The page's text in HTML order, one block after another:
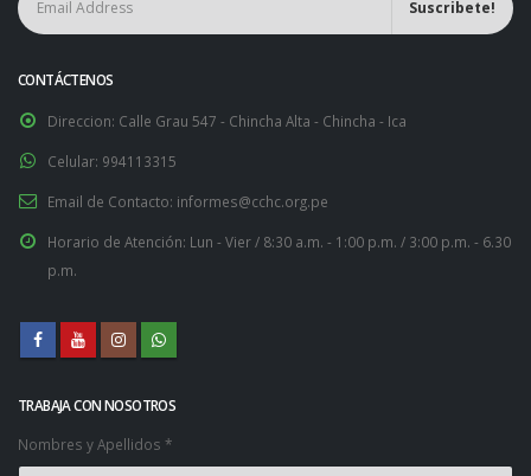
CONTÁCTENOS
Direccion: Calle Grau 547 - Chincha Alta - Chincha - Ica
Celular: 994113315
Email de Contacto: informes@cchc.org.pe
Horario de Atención: Lun - Vier / 8:30 a.m. - 1:00 p.m. / 3:00 p.m. - 6.30
p.m.
TRABAJA CON NOSOTROS
Nombres y Apellidos *